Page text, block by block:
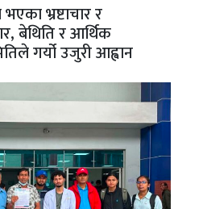
भ्रष्टाचार र
बेथिति र आर्थिक
गर्यो उजुरी आह्वान